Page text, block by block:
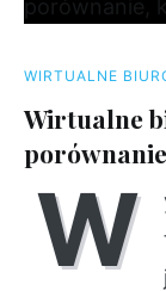
WIRTUALNE
Wirtualne
W